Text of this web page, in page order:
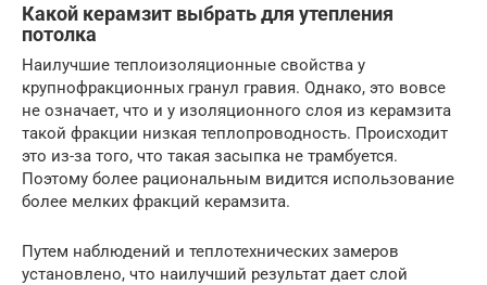
Какой керамзит выбрать для утепления
потолка
Наилучшие теплоизоляционные свойства у
крупнофракционных гранул гравия. Однако, это вовсе
не означает, что и у изоляционного слоя из керамзита
такой фракции низкая теплопроводность. Происходит
это из-за того, что такая засыпка не трамбуется.
Поэтому более рациональным видится использование
более мелких фракций керамзита.
Путем наблюдений и теплотехнических замеров
установлено, что наилучший результат дает слой